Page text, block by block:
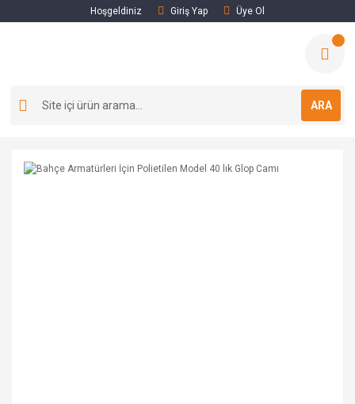
Hoşgeldiniz Giriş Yap Üye Ol
ARA